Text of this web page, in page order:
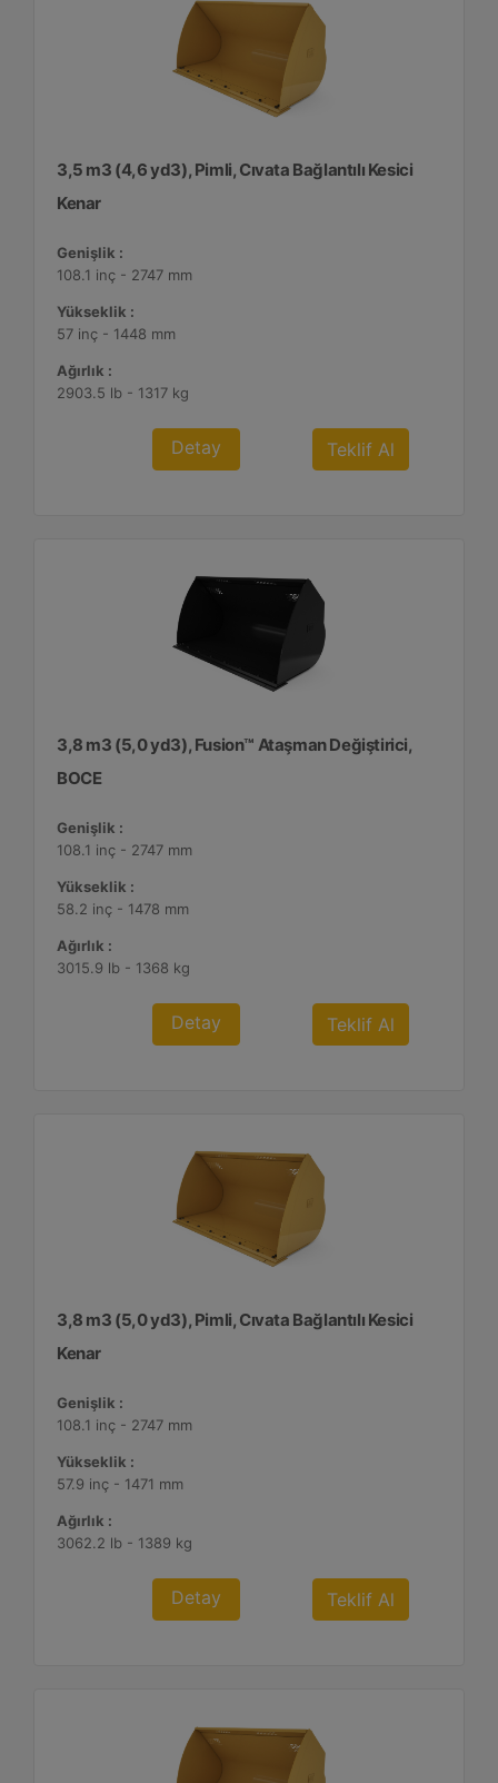
3,5 m3 (4,6 yd3), Pimli, Cıvata Bağlantılı Kesici
Kenar
Genişlik :
108.1 inç - 2747 mm
Yükseklik :
57 inç - 1448 mm
Ağırlık :
2903.5 lb - 1317 kg
Detay Teklif Al
3,8 m3 (5,0 yd3), Fusion™ Ataşman Değiştirici,
BOCE
Genişlik :
108.1 inç - 2747 mm
Yükseklik :
58.2 inç - 1478 mm
Ağırlık :
3015.9 lb - 1368 kg
Detay Teklif Al
3,8 m3 (5,0 yd3), Pimli, Cıvata Bağlantılı Kesici
Kenar
Genişlik :
108.1 inç - 2747 mm
Yükseklik :
57.9 inç - 1471 mm
Ağırlık :
3062.2 lb - 1389 kg
Detay Teklif Al